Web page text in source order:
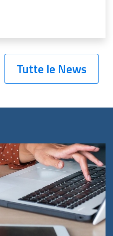
Tutte le News